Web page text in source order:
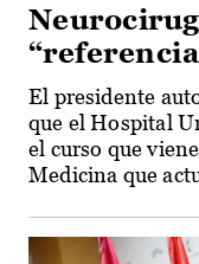
El presidente
que el Hospital
el curso que
Medicina que